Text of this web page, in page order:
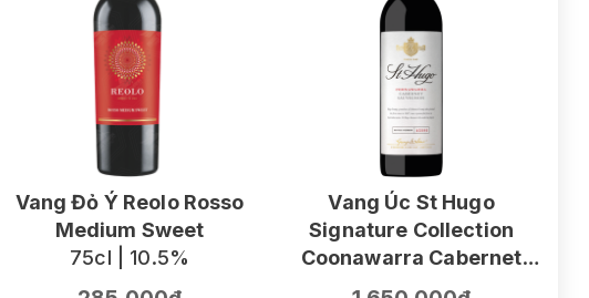
Vang Đỏ Ý Reolo Rosso
Medium Sweet
75cl | 10.5%
Vang Úc St Hugo
Signature Collection
Coonawarra Cabernet
Sauvignon